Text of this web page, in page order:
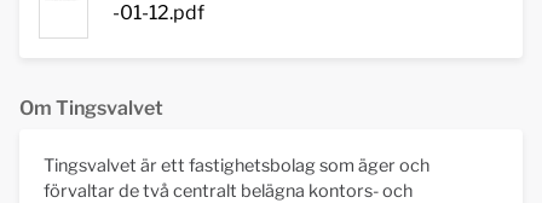
-01-12.pdf
Om Tingsvalvet
Tingsvalvet är ett fastighetsbolag som äger och
förvaltar de två centralt belägna kontors- och